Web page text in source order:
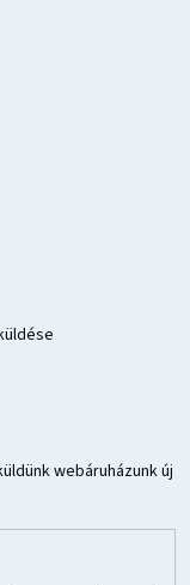
webáruházunk új